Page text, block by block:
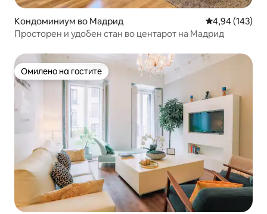
Кондоминиум во Мадрид Просечна
4,94 (143)
Просторен и удобен стан во центарот на Мадрид
Омилено на гостите
Омилено на гостите